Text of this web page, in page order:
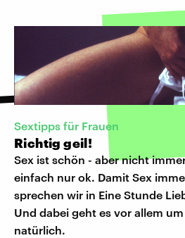
Sextipps für Frauen
Richtig geil!
Sex ist schön - aber nicht
einfach nur ok. Damit Sex
sprechen wir in Eine Stunde
Und dabei geht es vor allem
natürlich.